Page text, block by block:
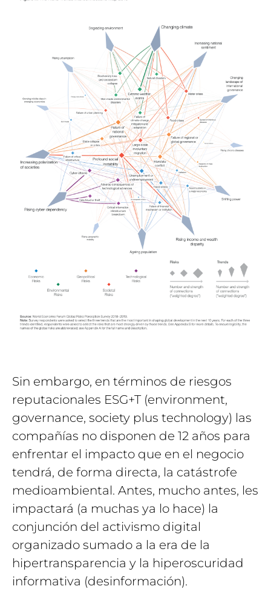
Sin embargo, en términos de riesgos
reputacionales ESG+T (environment,
governance, society plus technology) las
compañías no disponen de 12 años para
enfrentar el impacto que en el negocio
tendrá, de forma directa, la catástrofe
medioambiental. Antes, mucho antes, les
impactará (a muchas ya lo hace) la
conjunción del activismo digital
organizado sumado a la era de la
hipertransparencia y la hiperoscuridad
informativa (desinformación).